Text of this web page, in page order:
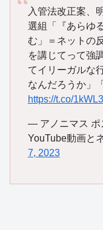
入管法改正案、
選組「『あらゆ
む」＝ネットの
を講じてって
てイリーガルな
なんだろうか」
https://t.co/
— アノニマス ポ
YouTube動画と
7, 2023